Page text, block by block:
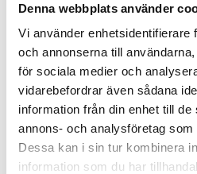
Denna webbplats använder
Vi använder enhetsidentifierare
och annonserna till
för sociala medier och
vidarebefordrar även sådana
information från din enhet till
annons- och analysföretag
Dessa kan i sin tur kombinera
information som du har
1–6 deltagare från samma
7–11 deltagare från
470 kr/person
12–17 deltagare från
7 100 kr/person
Vad ingår?Maskiner,
Anpassning av innehåll för
tränare/utbildare på plats.